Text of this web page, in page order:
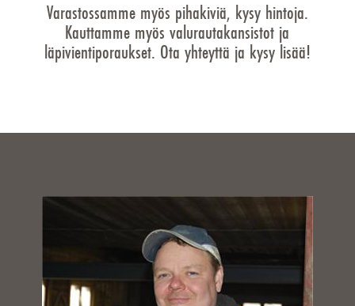
Varastossamme myös pihakiviä, kysy hintoja.
Kauttamme myös valurautakansistot ja
läpivientiporaukset. Ota yhteyttä ja kysy lisää!